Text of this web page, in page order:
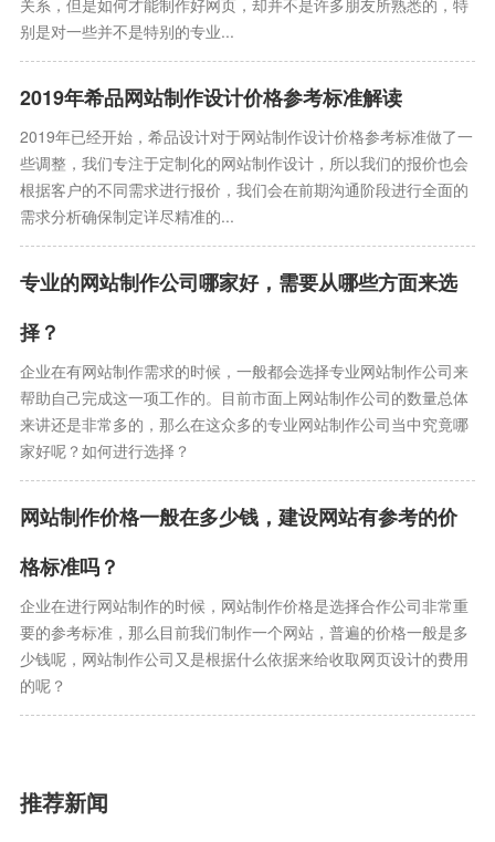
关系，但是如何才能制作好网页，却并不是许多朋友所熟悉的，特
别是对一些并不是特别的专业...
2019年希品网站制作设计价格参考标准解读
2019年已经开始，希品设计对于网站制作设计价格参考标准做了一
些调整，我们专注于定制化的网站制作设计，所以我们的报价也会
根据客户的不同需求进行报价，我们会在前期沟通阶段进行全面的
需求分析确保制定详尽精准的...
专业的网站制作公司哪家好，需要从哪些方面来选
择？
企业在有网站制作需求的时候，一般都会选择专业网站制作公司来
帮助自己完成这一项工作的。目前市面上网站制作公司的数量总体
来讲还是非常多的，那么在这众多的专业网站制作公司当中究竟哪
家好呢？如何进行选择？
网站制作价格一般在多少钱，建设网站有参考的价
格标准吗？
企业在进行网站制作的时候，网站制作价格是选择合作公司非常重
要的参考标准，那么目前我们制作一个网站，普遍的价格一般是多
少钱呢，网站制作公司又是根据什么依据来给收取网页设计的费用
的呢？
推荐新闻